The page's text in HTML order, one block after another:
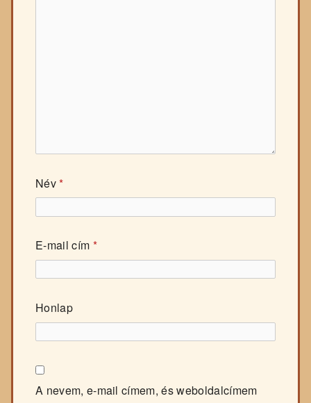
Név*
E-mail cím *
Honlap
A nevem, e-mail címem, és weboldalcímem